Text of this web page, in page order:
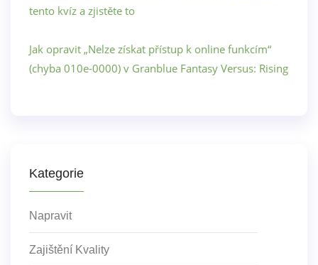
tento kvíz a zjistěte to
Jak opravit „Nelze získat přístup k online funkcím“
(chyba 010e-0000) v Granblue Fantasy Versus: Rising
Kategorie
Napravit
Zajištění Kvality